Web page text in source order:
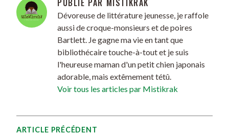
Dévoreuse de littérature jeunesse, je raffole
aussi de croque-monsieurs et de poires
Bartlett. Je gagne ma vie en tant que
bibliothécaire touche-à-tout et je suis
l'heureuse maman d'un petit chien japonais
adorable, mais extêmement tétû.
Voir tous les articles par Mistikrak
ARTICLE PRÉCÉDENT